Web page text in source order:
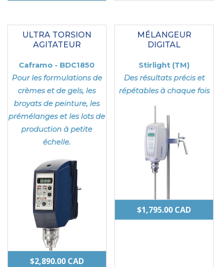
ULTRA TORSION
AGITATEUR
Caframo - BDC1850
Pour les formulations de
crèmes et de gels, les
broyats de peinture, les
prémélanges et les lots de
production à petite
échelle.
$2,890.00 CAD
MÉLANGEUR
DIGITAL
Stirlight (TM)
Des résultats précis et
répétables à chaque fois
$1,795.00 CAD